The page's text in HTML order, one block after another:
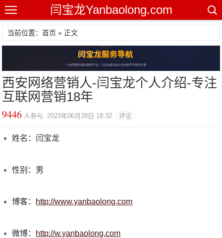
闫宝龙Yanbaolong.com
当前位置：首页 » 正文
西安网络营销人-闫宝龙个人介绍-专注
互联网营销18年
9446 人参与 2023年06月28日 18:32 评论
姓名：闫宝龙
性别：男
博客： http://www.yanbaolong.com
微博： http://w.yanbaolong.com